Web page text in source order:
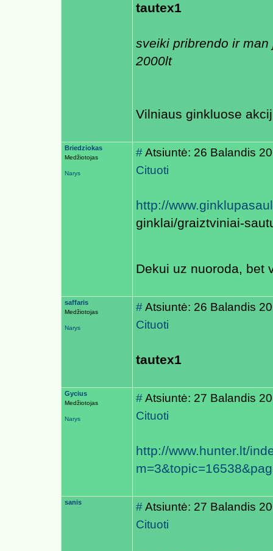
tautex1
sveiki pribrendo ir
2000lt
Vilniaus ginkluose
Briedziokas
Medžiotojas
Narys
#Atsiuntė: 26 Balandis
Cituoti
http://
ginklai/graiztviniai-
Dekui uz nuoroda, bet
saffaris
Medžiotojas
Narys
#Atsiuntė: 26 Balandis
Cituoti
tautex1
Gycius
Medžiotojas
Narys
#Atsiuntė: 27 Balandis
Cituoti
http://www.hunter.lt/
sanis #Atsiuntė: 27 Balandis
Cituoti